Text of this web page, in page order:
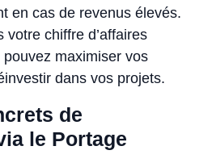
en cas de revenus élevés.
votre chiffre d’affaires
maximiser vos
dans vos projets.
de
le Portage